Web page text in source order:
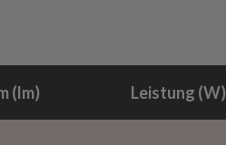
(lm) Leistung (W)